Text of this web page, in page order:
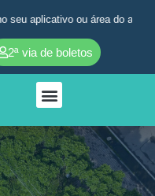
ou área do associado. ➜
2ª via de boletos